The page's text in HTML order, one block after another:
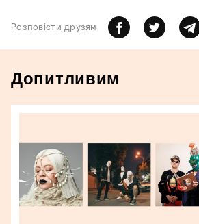
Розповiсти друзям
Допитливим